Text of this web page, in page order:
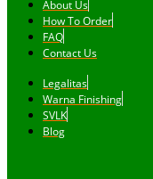
About Us
How To Order
FAQ
Contact Us
Legalitas
Warna Finishing
SVLK
Blog